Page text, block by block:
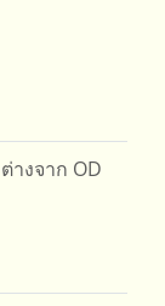
างจาก OD